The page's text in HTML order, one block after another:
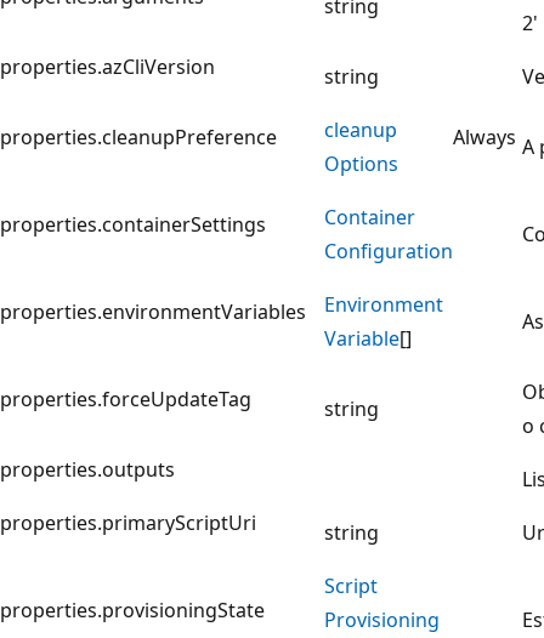
string
2'
properties.azCliVersion
string
properties.cleanupPreference
cleanup
Options
Always A
properties.containerSettings
Container
Configuration
properties.environmentVariables
Environment
Variable[]
properties.forceUpdateTag string
o
properties.outputs
properties.primaryScriptUri
string
properties.provisioningState
Script
Provisioning